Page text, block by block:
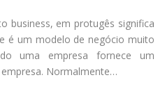
business, em protugês significa
é um modelo de negócio muito
uma empresa fornece um
Normalmente…